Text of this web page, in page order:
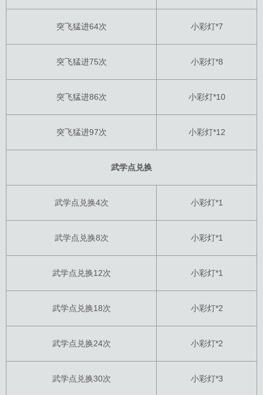
突飞猛进64次 小彩灯*7
突飞猛进75次 小彩灯*8
突飞猛进86次 小彩灯*10
突飞猛进97次 小彩灯*12
武学点兑换
武学点兑换4次 小彩灯*1
武学点兑换8次 小彩灯*1
武学点兑换12次 小彩灯*1
武学点兑换18次 小彩灯*2
武学点兑换24次 小彩灯*2
武学点兑换30次 小彩灯*3